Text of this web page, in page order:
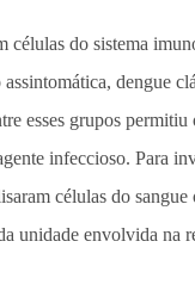
células do sistema
dengue
esses grupos permitiu
infeccioso. Para
células do sangue
unidade envolvida na